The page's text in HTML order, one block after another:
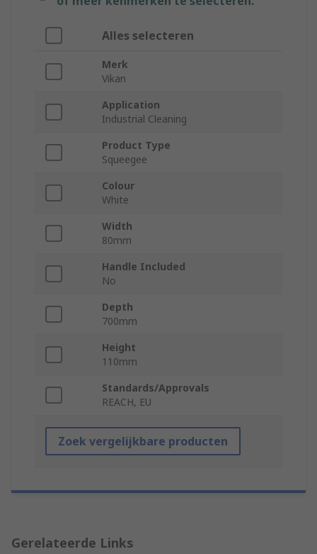
Alles selecteren
Merk
Vikan
Application
Industrial Cleaning
Product Type
Squeegee
Colour
White
Width
80mm
Handle Included
No
Depth
700mm
Height
110mm
Standards/Approvals
REACH, EU
Zoek vergelijkbare producten
Gerelateerde Links